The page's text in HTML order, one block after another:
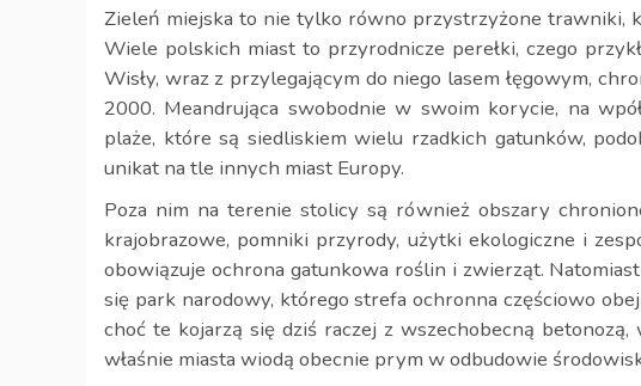
Zieleń miejska to nie tylko równo przystrzyżone trawniki,
Wiele polskich miast to przyrodnicze perełki, czego
Wisły, wraz z przylegającym do niego lasem łęgowym,
2000. Meandrująca swobodnie w swoim korycie, na
plaże, które są siedliskiem wielu rzadkich gatunków,
unikat na tle innych miast Europy.
Poza nim na terenie stolicy są również obszary
krajobrazowe, pomniki przyrody, użytki ekologiczne i
obowiązuje ochrona gatunkowa roślin i zwierząt.
się park narodowy, którego strefa ochronna częściowo
choć te kojarzą się dziś raczej z wszechobecną
właśnie miasta wiodą obecnie prym w odbudowie